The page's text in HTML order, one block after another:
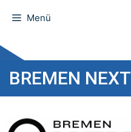
Menü
BREMEN NEXT